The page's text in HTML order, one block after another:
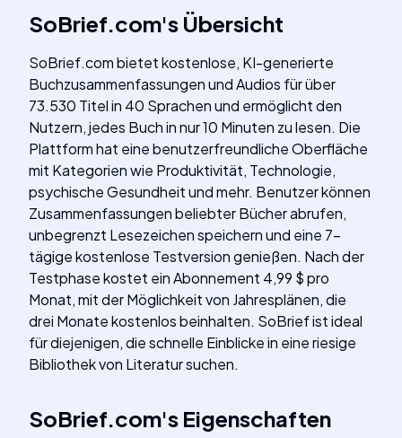
SoBrief.com's Übersicht
SoBrief.com bietet kostenlose, KI-generierte
Buchzusammenfassungen und Audios für über
73.530 Titel in 40 Sprachen und ermöglicht den
Nutzern, jedes Buch in nur 10 Minuten zu lesen. Die
Plattform hat eine benutzerfreundliche Oberfläche
mit Kategorien wie Produktivität, Technologie,
psychische Gesundheit und mehr. Benutzer können
Zusammenfassungen beliebter Bücher abrufen,
unbegrenzt Lesezeichen speichern und eine 7-
tägige kostenlose Testversion genießen. Nach der
Testphase kostet ein Abonnement 4,99 $ pro
Monat, mit der Möglichkeit von Jahresplänen, die
drei Monate kostenlos beinhalten. SoBrief ist ideal
für diejenigen, die schnelle Einblicke in eine riesige
Bibliothek von Literatur suchen.
SoBrief.com's Eigenschaften